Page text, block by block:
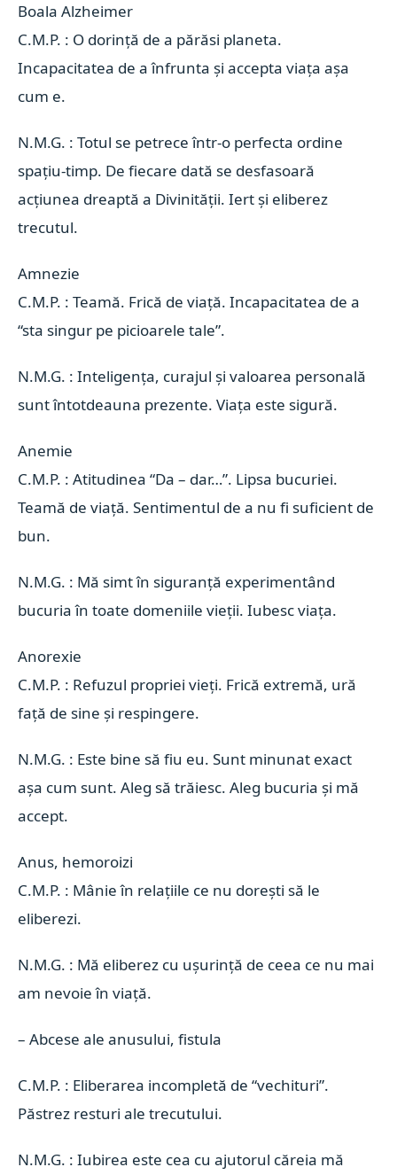
Boala Alzheimer
C.M.P. : O dorință de a părăsi planeta.
Incapacitatea de a înfrunta și accepta viața așa
cum e.
N.M.G. : Totul se petrece într-o perfecta ordine
spațiu-timp. De fiecare dată se desfasoară
acțiunea dreaptă a Divinității. Iert și eliberez
trecutul.
Amnezie
C.M.P. : Teamă. Frică de viață. Incapacitatea de a
“sta singur pe picioarele tale”.
N.M.G. : Inteligența, curajul și valoarea personală
sunt întotdeauna prezente. Viața este sigură.
Anemie
C.M.P. : Atitudinea “Da – dar…”. Lipsa bucuriei.
Teamă de viață. Sentimentul de a nu fi suficient de
bun.
N.M.G. : Mă simt în siguranță experimentând
bucuria în toate domeniile vieții. Iubesc viața.
Anorexie
C.M.P. : Refuzul propriei vieți. Frică extremă, ură
față de sine și respingere.
N.M.G. : Este bine să fiu eu. Sunt minunat exact
așa cum sunt. Aleg să trăiesc. Aleg bucuria și mă
accept.
Anus, hemoroizi
C.M.P. : Mânie în relațiile ce nu dorești să le
eliberezi.
N.M.G. : Mă eliberez cu ușurință de ceea ce nu mai
am nevoie în viață.
–Abcese ale anusului, fistula
C.M.P. : Eliberarea incompletă de “vechituri”.
Păstrez resturi ale trecutului.
N.M.G. : Iubirea este cea cu ajutorul căreia mă